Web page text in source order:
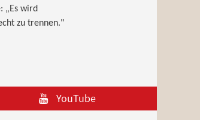
„Es wird
zu trennen."
YouTube